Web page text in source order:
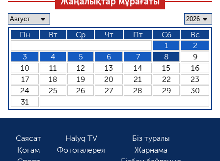
Пн Вт Ср Чт Пт Сб
Вс
1
2
3
4 5 6 7 8
9
10
11 12 13 14 15
16
17
18 19 20 21 22
23
24
25 26 27 28 29
30
31
Саясат
Қоғам
Halyq TV
Фотогалерея
Біз туралы
Жарнама